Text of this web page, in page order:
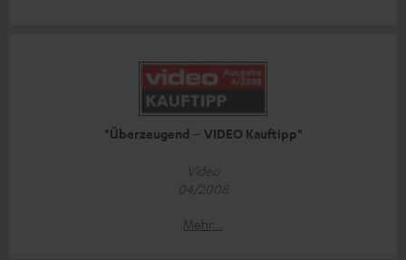
"Überzeugend – VIDEO Kauftipp"
Video
04/2008
Mehr...